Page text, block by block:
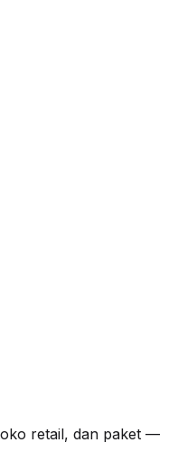
retail, dan paket —